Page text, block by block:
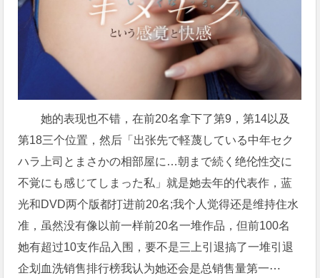
她的表现也不错，在前20名拿下了第9，第14以及
第18三个位置，然后「出张先で軽蔑している中年セク
ハラ上司とまさかの相部屋に…朝まで続く绝伦性交に
不覚にも感じてしまった私」就是她去年的代表作，蓝
光和DVD两个版都打进前20名;我个人觉得还是维持住水
准，虽然没有像以前一样前20名一堆作品，但前100名
她有超过10支作品入围，要不是三上引退搞了一堆引退
企划血洗销售排行榜我认为她还会是总销售量第一⋯